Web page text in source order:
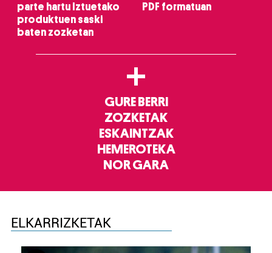
parte hartu Iztuetako
produktuen saski
baten zozketan
PDF formatuan
+
GURE BERRI
ZOZKETAK
ESKAINTZAK
HEMEROTEKA
NOR GARA
ELKARRIZKETAK